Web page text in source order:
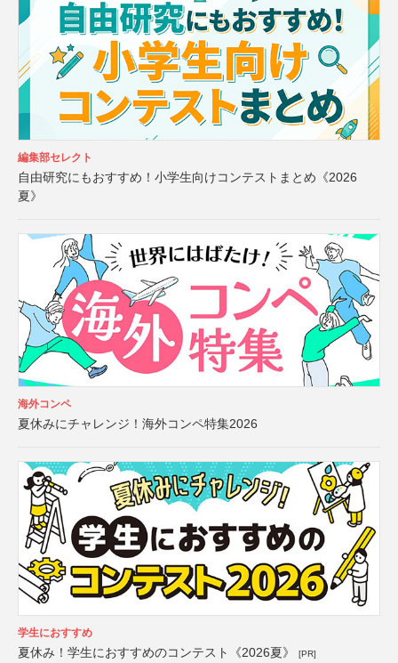
編集部セレクト
自由研究にもおすすめ！小学生向けコンテストまとめ《2026
夏》
海外コンペ
夏休みにチャレンジ！海外コンペ特集2026
学生におすすめ
夏休み！学生におすすめのコンテスト《2026夏》 [PR]